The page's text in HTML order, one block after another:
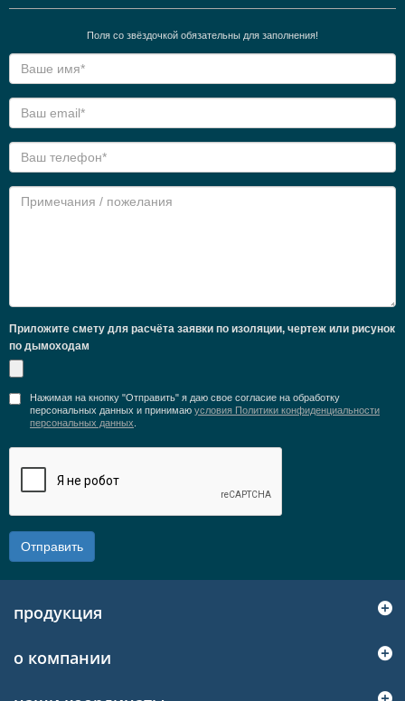
Поля со звёздочкой обязательны для заполнения!
Приложите смету для расчёта заявки по изоляции, чертеж или рисунок
по дымоходам
Нажимая на кнопку "Отправить" я даю свое согласие на обработку
персональных данных и принимаю условия Политики конфиденциальности
персональных данных
Отправить
продукция
о компании